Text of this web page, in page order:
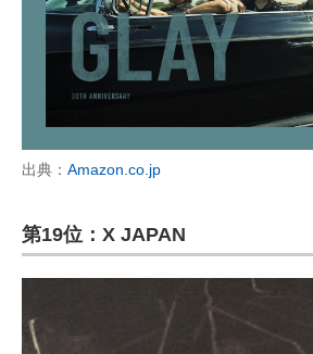
出典： Amazon.co.jp
第19位：X JAPAN